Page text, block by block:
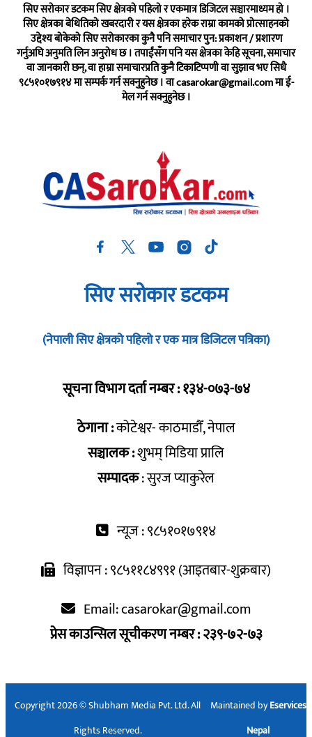
सिए सरोकार डटकम सिए क्षेत्रको पहिलो र एकमात्र डिजिटल सञ्चारमाध्यम हो ।
सिए क्षेत्रका बेथितिको खबरदारी र यस क्षेत्रका हरेक राम्रा कामको प्रोत्साहनको
उद्देश्य बोकेको सिए सरोकारका कुनै पनि समाचार पुन: प्रकाशन / प्रशारण
गर्नुअघि अनुमति लिन अनुरोध छ । तपाईंसँग पनि यस क्षेत्रका केहि सूचना, समाचार
वा जानकारी छन्, वा हाम्रा समाचारप्रति कुनै टिकाटिप्पणी वा सुझाव भए सिधै
९८५१०१७९१४ मा सम्पर्क गर्न सक्नुहुनेछ । वाcasarokar@gmail.comमा ई-
मेल गर्न सक्नुहुनेछ ।
सिए सरोकार डटकम
(नेपाली सिए क्षेत्रको पहिलो र एक मात्र डिजिटल पत्रिका)
सूचना विभाग दर्ता नम्बर : १३४-०७३-७४
ठेगाना :कोटेश्वर- काठमाडौँ, नेपाल
सञ्चालक :शुभम् मिडिया प्रालि
सम्पादक: सुरज प्याकुरेल
न्यूज : ९८५१०१७९१४
विज्ञापन : ९८५११८४९९१ (आइतबार-शुक्रबार)
Email:casarokar@gmail.com
प्रेस काउन्सिल सूचीकरण नम्बर : २३९-७२-७३
Copyright 2026 © Shubham Media Pvt. Ltd. All
Rights Reserved.
Maintained byEservices
Nepal